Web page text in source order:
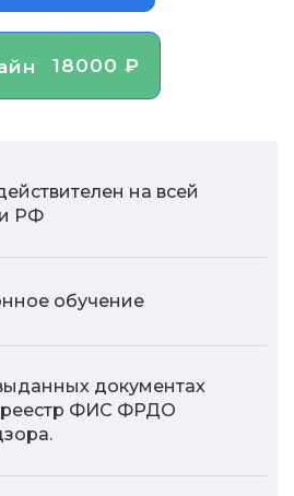
18000 ₽
на всей
РФ
обучение
документах
реестр ФИС ФРДО